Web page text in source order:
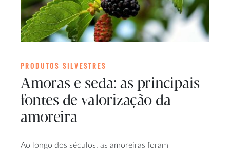
PRODUTOS SILVESTRES
Amoras e seda: as principais
fontes de valorização da
amoreira
Ao longo dos séculos, as amoreiras foram